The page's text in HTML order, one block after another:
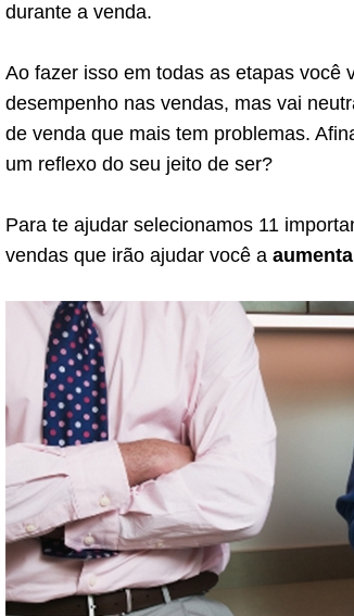
durante a venda.
Ao fazer isso em todas as etapas você
desempenho nas vendas, mas vai
de venda que mais tem problemas.
um reflexo do seu jeito de ser?
Para te ajudar selecionamos 11
vendas que irão ajudar você a